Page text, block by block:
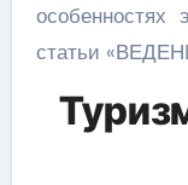
статьи